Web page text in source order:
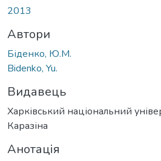
2013
Автори
Біденко, Ю.М.
Bidenko, Yu.
Видавець
Харківський національний
Каразіна
Анотація